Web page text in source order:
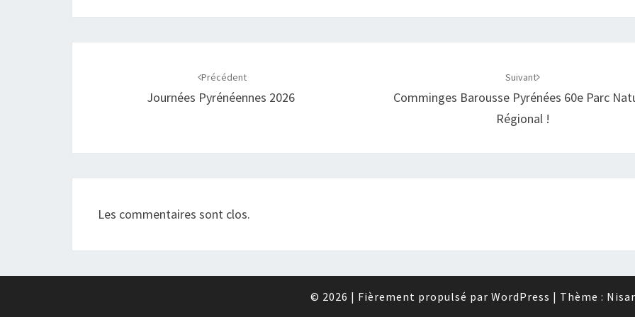
Précédent
Journées Pyrénéennes 2026
Suivant
Comminges Barousse Pyrénées 60e Parc
Régional !
Les commentaires sont clos.
© 2026 | Fièrement propulsé par WordPress | Thème :